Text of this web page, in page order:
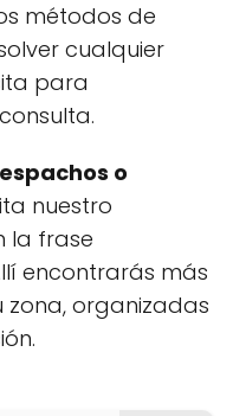
métodos de
cualquier
para
o
nuestro
la frase
encontrarás más
zona, organizadas